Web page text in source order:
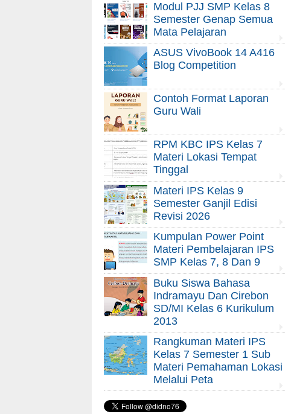
Modul PJJ SMP Kelas 8
Semester Genap Semua
Mata Pelajaran
ASUS VivoBook 14 A416
Blog Competition
Contoh Format Laporan
Guru Wali
RPM KBC IPS Kelas 7
Materi Lokasi Tempat
Tinggal
Materi IPS Kelas 9
Semester Ganjil Edisi
Revisi 2026
Kumpulan Power Point
Materi Pembelajaran IPS
SMP Kelas 7, 8 Dan 9
Buku Siswa Bahasa
Indramayu Dan Cirebon
SD/MI Kelas 6 Kurikulum
2013
Rangkuman Materi IPS
Kelas 7 Semester 1 Sub
Materi Pemahaman Lokasi
Melalui Peta